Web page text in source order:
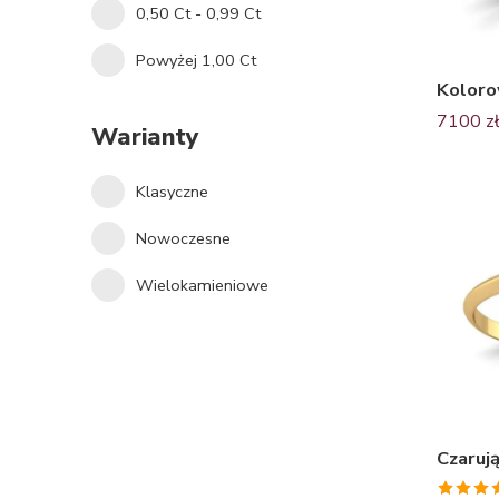
7100 zł
0,50 Ct - 0,99 Ct
Powyżej 1,00 Ct
Warianty
Klasyczne
Nowoczesne
Wielokamieniowe